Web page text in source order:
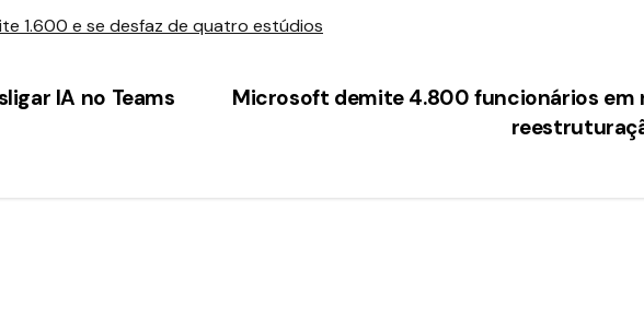
1.600 e se desfaz de quatro estúdios
Microsoft demite 4.800 funcionários em
IA no Teams